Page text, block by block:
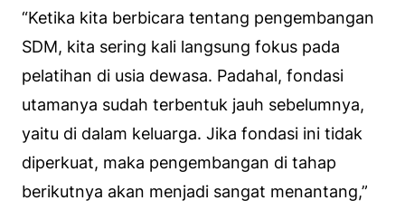
“Ketika kita berbicara tentang pengembangan
SDM, kita sering kali langsung fokus pada
pelatihan di usia dewasa. Padahal, fondasi
utamanya sudah terbentuk jauh sebelumnya,
yaitu di dalam keluarga. Jika fondasi ini tidak
diperkuat, maka pengembangan di tahap
berikutnya akan menjadi sangat menantang,”